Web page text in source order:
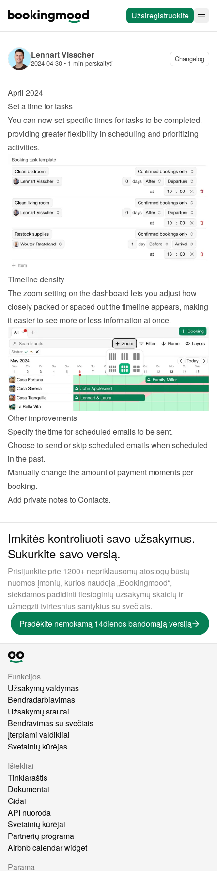
Užsiregistruokite
Lennart Visscher
2024-04-30 • 1 min perskaityti Changelog
April 2024
Set a time for tasks
You can now set specific times for tasks to be completed,
providing greater flexibility in scheduling and prioritizing
activities.
Timeline density
The zoom setting on the dashboard lets you adjust how
closely packed or spaced out the timeline appears, making
it easier to see more or less information at once.
Other improvements
Specify the time for scheduled emails to be sent.
Choose to send or skip scheduled emails when scheduled
in the past.
Manually change the amount of payment moments per
booking.
Add private notes to Contacts.
Imkitės kontroliuoti savo užsakymus.
Sukurkite savo verslą.
Prisijunkite prie 1200+ nepriklausomų atostogų būstų
nuomos įmonių, kurios naudoja „Bookingmood“,
siekdamos padidinti tiesioginių užsakymų skaičių ir
užmegzti tvirtesnius santykius su svečiais.
Pradėkite nemokamą 14dienos bandomąją versiją
Funkcijos
Užsakymų valdymas
Bendradarbiavimas
Užsakymų srautai
Bendravimas su svečiais
Įterpiami valdikliai
Svetainių kūrėjas
Ištekliai
Tinklaraštis
Dokumentai
Gidai
API nuoroda
Svetainių kūrėjai
Partnerių programa
Airbnb calendar widget
Parama